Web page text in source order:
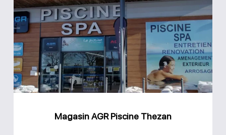
AGR
Piscine
Thezan
Magasin AGR Piscine Thezan